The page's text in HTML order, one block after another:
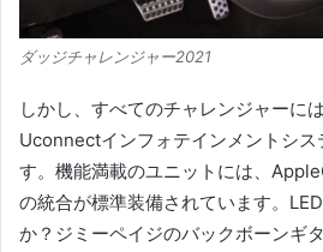
ダッジチャレンジャー2021
しかし、すべてのチャレンジャーに
Uconnectインフォテインメントシス
す。 機能満載のユニットには、
の統合が標準装備されています。
か？ ジミーペイジのバックボーンギ